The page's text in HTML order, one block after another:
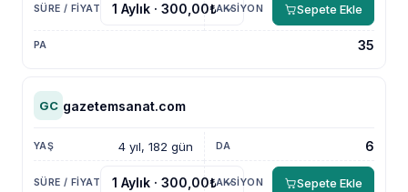
35
Sepete Ekle
GC gazetemsanat.com
4 yıl, 182 gün 6
Sepete Ekle